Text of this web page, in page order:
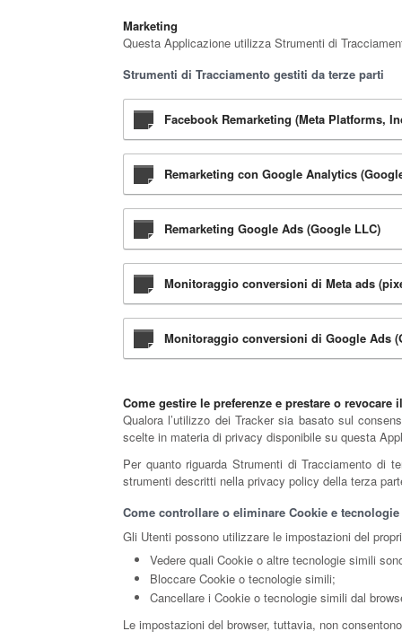
Marketing
Questa Applicazione utilizza Strumenti di
Strumenti di Tracciamento gestiti da terze parti
Facebook Remarketing (Meta Platforms,
Remarketing con Google Analytics
Remarketing Google Ads (Google LLC)
Monitoraggio conversioni di Meta ads
Monitoraggio conversioni di Google Ads
Come gestire le preferenze e prestare o
Qualora l’utilizzo dei Tracker sia basato sul
scelte in materia di privacy disponibile su questa
Per quanto riguarda Strumenti di Tracciamento di
strumenti descritti nella privacy policy della terza
Come controllare o eliminare Cookie e
Gli Utenti possono utilizzare le impostazioni del
Vedere quali Cookie o altre tecnologie simili
Bloccare Cookie o tecnologie simili;
Cancellare i Cookie o tecnologie simili dal
Le impostazioni del browser, tuttavia, non